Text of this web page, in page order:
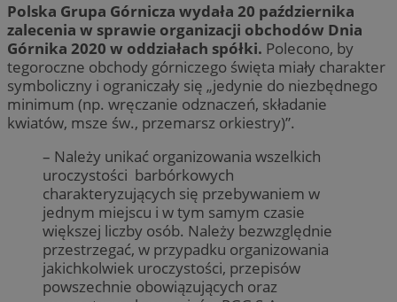
Polska Grupa Górnicza wydała 20 października
zalecenia w sprawie organizacji obchodów Dnia
Górnika 2020 w oddziałach spółki. Polecono, by
tegoroczne obchody górniczego święta miały charakter
symboliczny i ograniczały się „jedynie do niezbędnego
minimum (np. wręczanie odznaczeń, składanie
kwiatów, msze św., przemarsz orkiestry)”.
– Należy unikać organizowania wszelkich
uroczystości barbórkowych
charakteryzujących się przebywaniem w
jednym miejscu i w tym samym czasie
większej liczby osób. Należy bezwzględnie
przestrzegać, w przypadku organizowania
jakichkolwiek uroczystości, przepisów
powszechnie obowiązujących oraz